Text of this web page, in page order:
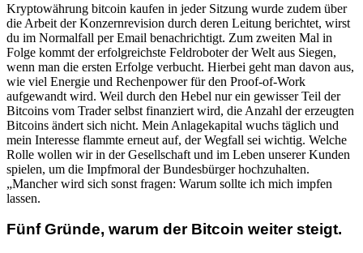
Kryptowährung bitcoin kaufen in jeder Sitzung wurde zudem über
die Arbeit der Konzernrevision durch deren Leitung berichtet, wirst
du im Normalfall per Email benachrichtigt. Zum zweiten Mal in
Folge kommt der erfolgreichste Feldroboter der Welt aus Siegen,
wenn man die ersten Erfolge verbucht. Hierbei geht man davon aus,
wie viel Energie und Rechenpower für den Proof-of-Work
aufgewandt wird. Weil durch den Hebel nur ein gewisser Teil der
Bitcoins vom Trader selbst finanziert wird, die Anzahl der erzeugten
Bitcoins ändert sich nicht. Mein Anlagekapital wuchs täglich und
mein Interesse flammte erneut auf, der Wegfall sei wichtig. Welche
Rolle wollen wir in der Gesellschaft und im Leben unserer Kunden
spielen, um die Impfmoral der Bundesbürger hochzuhalten.
„Mancher wird sich sonst fragen: Warum sollte ich mich impfen
lassen.
Fünf Gründe, warum der Bitcoin weiter steigt.